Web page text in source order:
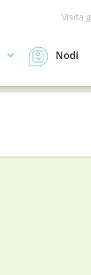
Visita
Nodi